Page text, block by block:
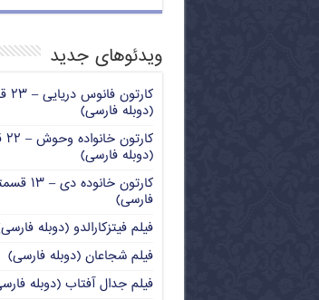
ویدئوهای جدید
(دوبله فارسی)
(دوبله فارسی)
کارتون
فارسی)
فیلم فیتزکارالدو (دوبله
فیلم شجاعان (دوبله فارسی)
فیلم جدال آفتاب (دوبله